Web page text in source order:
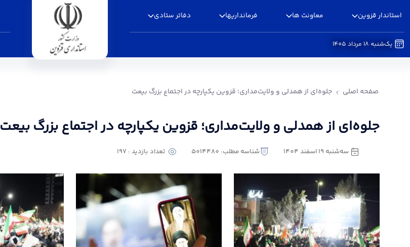
استاندار قزوین معاونت ها فرمانداریها دفاتر ستادی
یک‌شنبه 18 مرداد 1405
صفحه اصلی جلوه‌ای از همدلی و ولایت‌مداری؛ قزوین یکپارچه در اجتماع بزرگ بیعت
جلوه‌ای از همدلی و ولایت‌مداری؛ قزوین یکپارچه در اجتماع بزرگ بیعت
سه‌شنبه 19 اسفند 1404 شناسه مطلب: 5014480 تعداد بازدید : 197